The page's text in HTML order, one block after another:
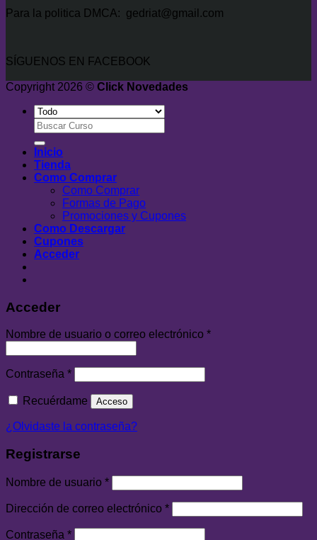
Para la politica DMCA: gedriat@gmail.com
SÍGUENOS EN FACEBOOK
Copyright 2026 © Click Novedades
Buscar
por:
Inicio
Tienda
Como Comprar
Como Comprar
Formas de Pago
Promociones y Cupones
Como Descargar
Cupones
Acceder
Acceder
Nombre de usuario o correo electrónico *
Contraseña *
Recuérdame Acceso
¿Olvidaste la contraseña?
Registrarse
Nombre de usuario *
Dirección de correo electrónico *
Contraseña *